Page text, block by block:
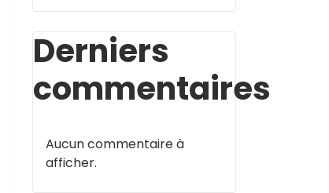
Derniers
commentaires
Aucun commentaire à
afficher.